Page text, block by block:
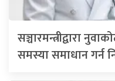
सञ्चारमन्त्रीद्वारा
समस्या समाधान गर्न